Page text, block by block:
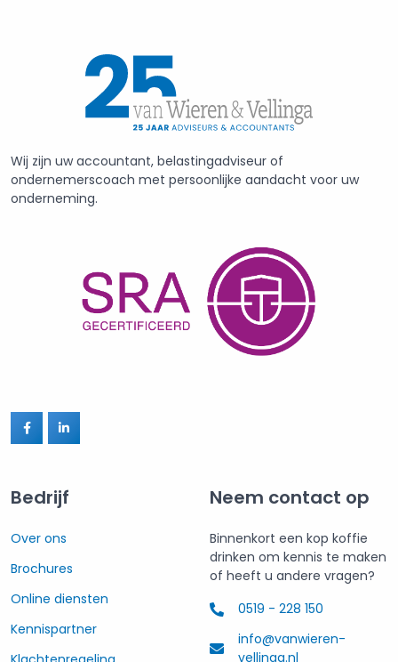
Wij zijn uw accountant, belastingadviseur of
ondernemerscoach met persoonlijke aandacht voor uw
onderneming.
Bedrijf
Over ons
Brochures
Online diensten
Kennispartner
Neem contact op
Binnenkort een kop koffie
drinken om kennis te maken
of heeft u andere vragen?
0519 - 228 150
info@vanwieren-
vellinga.nl